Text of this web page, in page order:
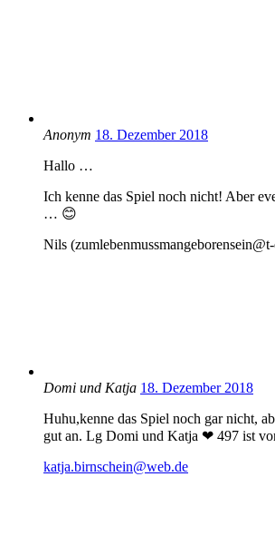
Anonym 18. Dezember 2018
Hallo …
Ich kenne das Spiel noch nicht! Aber
… 😊
Nils
Domi und Katja 18. Dezember 2018
Huhu,kenne das Spiel noch gar nicht,
gut an. Lg Domi und Katja ❤ 497 ist
katja.birnschein@web.de